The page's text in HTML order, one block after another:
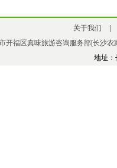
关于我们
开福区真味旅游咨询服务部[长沙农
地址：